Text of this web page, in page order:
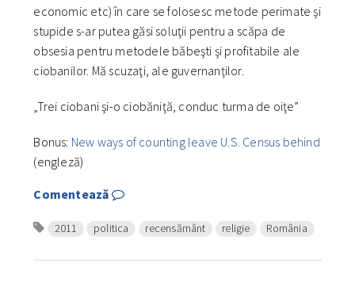
economic etc) în care se folosesc metode perimate şi
stupide s-ar putea găsi soluţii pentru a scăpa de
obsesia pentru metodele băbeşti şi profitabile ale
ciobanilor. Mă scuzaţi, ale guvernanţilor.
„Trei ciobani şi-o ciobăniţă, conduc turma de oiţe”
Bonus: New ways of counting leave U.S. Census behind
(engleză)
Comentează
2011 politica recensământ religie România